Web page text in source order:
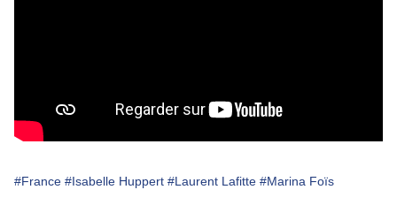
#France #Isabelle Huppert #Laurent Lafitte #Marina Foïs